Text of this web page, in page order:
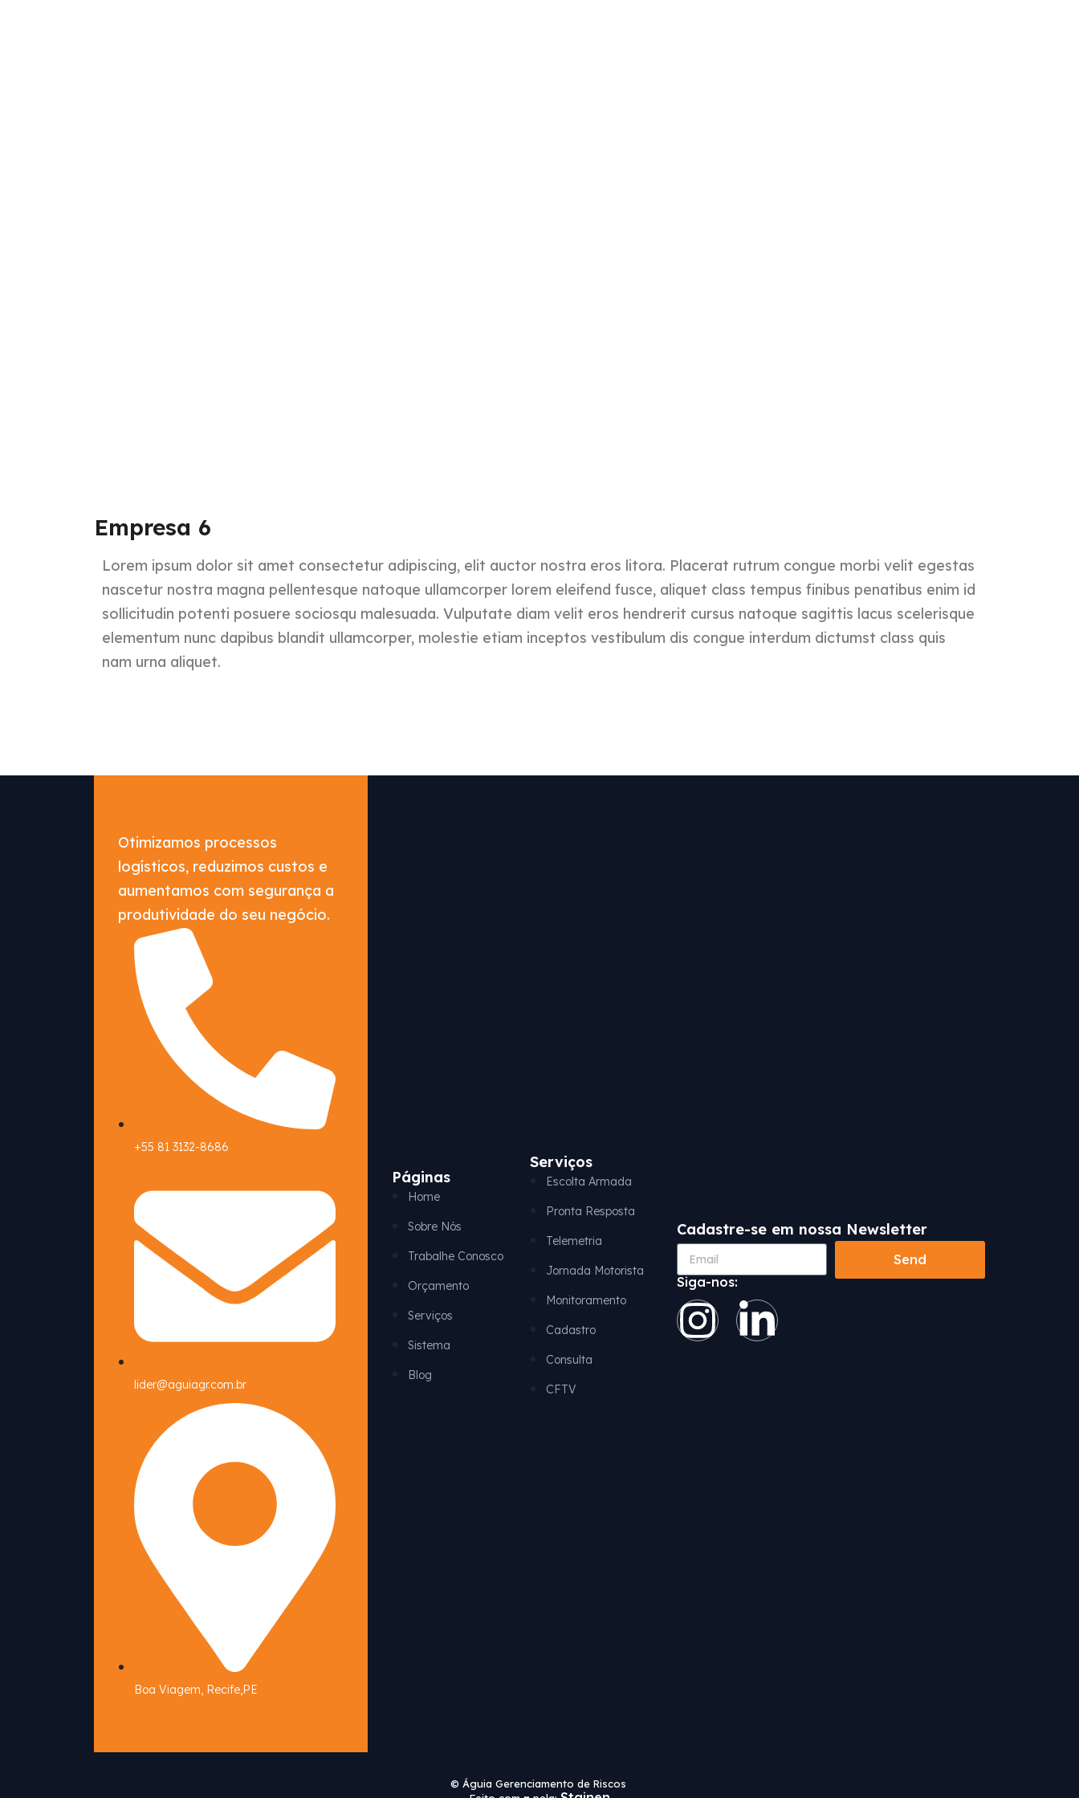
Empresa 6
Lorem ipsum dolor sit amet consectetur adipiscing, elit auctor nostra eros litora. Placerat rutrum congue morbi velit egestas
nascetur nostra magna pellentesque natoque ullamcorper lorem eleifend fusce, aliquet class tempus finibus penatibus enim id
sollicitudin potenti posuere sociosqu malesuada. Vulputate diam velit eros hendrerit cursus natoque sagittis lacus scelerisque
elementum nunc dapibus blandit ullamcorper, molestie etiam inceptos vestibulum dis congue interdum dictumst class quis
nam urna aliquet.
Otimizamos processos
logísticos, reduzimos custos e
aumentamos com segurança a
produtividade do seu negócio.
+55 81 3132-8686
lider@aguiagr.com.br
Boa Viagem, Recife,PE
Páginas
Home
Sobre Nós
Trabalhe Conosco
Orçamento
Serviços
Sistema
Blog
Serviços
Escolta Armada
Pronta Resposta
Telemetria
Jornada Motorista
Monitoramento
Cadastro
Consulta
CFTV
Cadastre-se em nossa Newsletter
Send
Siga-nos:
© Águia Gerenciamento de Riscos